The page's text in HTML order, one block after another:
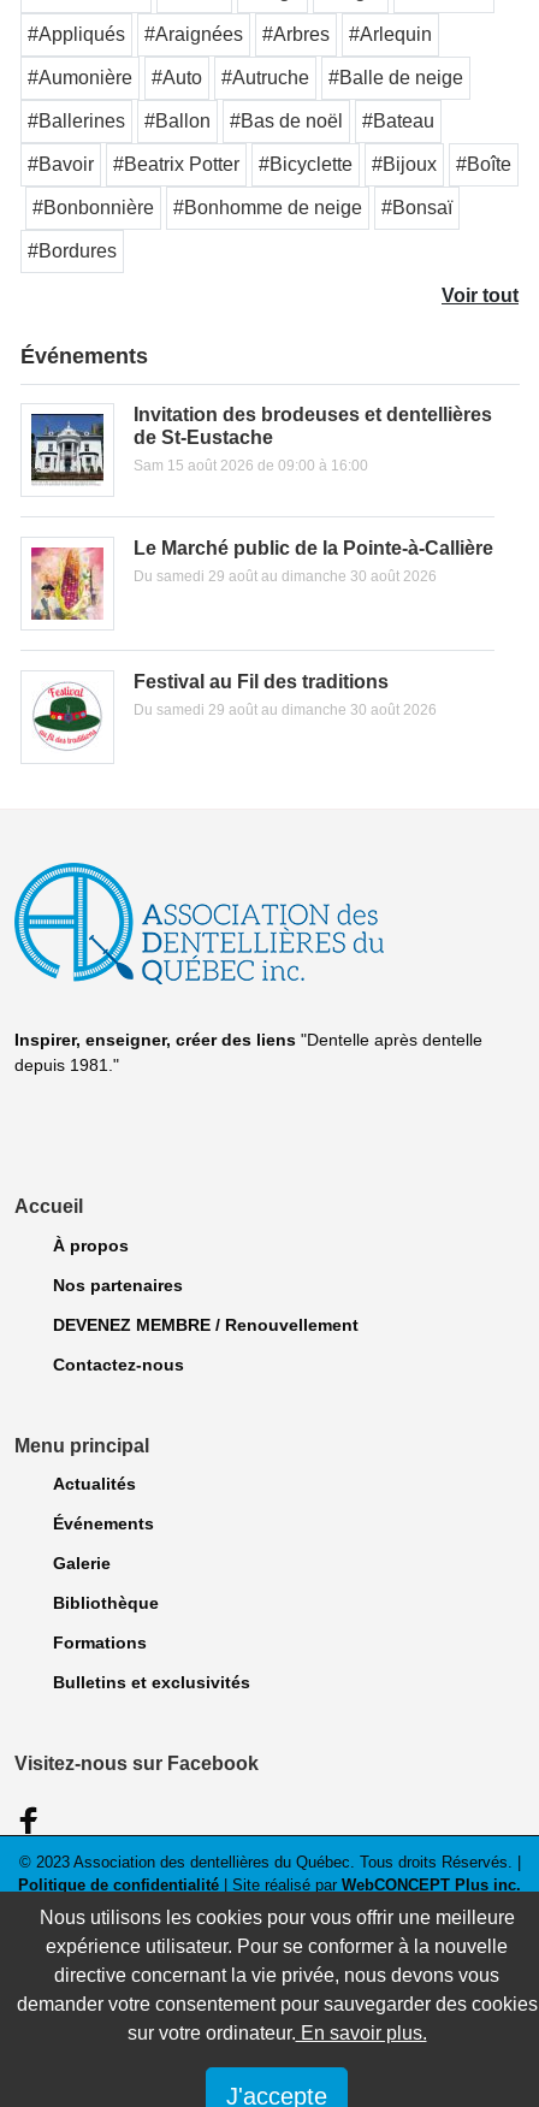
#Appliqués #Araignées #Arbres #Arlequin
#Aumonière #Auto #Autruche #Balle de neige
#Ballerines #Ballon #Bas de noël #Bateau
#Bavoir #Beatrix Potter #Bicyclette #Bijoux #Boîte
#Bonbonnière #Bonhomme de neige #Bonsaï
#Bordures
Voir tout
Événements
Invitation des brodeuses et dentellières
de St-Eustache
Sam 15 août 2026 de 09:00 à 16:00
Le Marché public de la Pointe-à-Callière
Du samedi 29 août au dimanche 30 août 2026
Festival au Fil des traditions
Du samedi 29 août au dimanche 30 août 2026
Inspirer, enseigner, créer des liens "Dentelle après dentelle
depuis 1981."
Accueil
À propos
Nos partenaires
DEVENEZ MEMBRE / Renouvellement
Contactez-nous
Menu principal
Actualités
Événements
Galerie
Bibliothèque
Formations
Bulletins et exclusivités
Visitez-nous sur Facebook
© 2023 Association des dentellières du Québec. Tous droits Réservés. |
Politique de confidentialité
| Site réalisé par WebCONCEPT Plus inc.
Nous utilisons les cookies pour vous offrir une meilleure
expérience utilisateur. Pour se conformer à la nouvelle
directive concernant la vie privée, nous devons vous
demander votre consentement pour sauvegarder des cookies
sur votre ordinateur. En savoir plus.
J'accepte